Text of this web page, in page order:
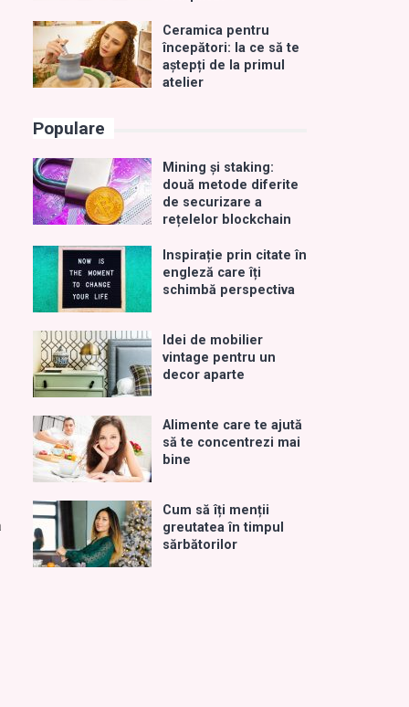
Ceramica pentru
începători: la ce să te
aștepți de la primul
atelier
Populare
Mining și staking:
două metode diferite
de securizare a
rețelelor blockchain
Inspirație prin citate în
engleză care îți
schimbă perspectiva
Idei de mobilier
vintage pentru un
decor aparte
Alimente care te ajută
să te concentrezi mai
bine
Cum să îți menții
greutatea în timpul
sărbătorilor